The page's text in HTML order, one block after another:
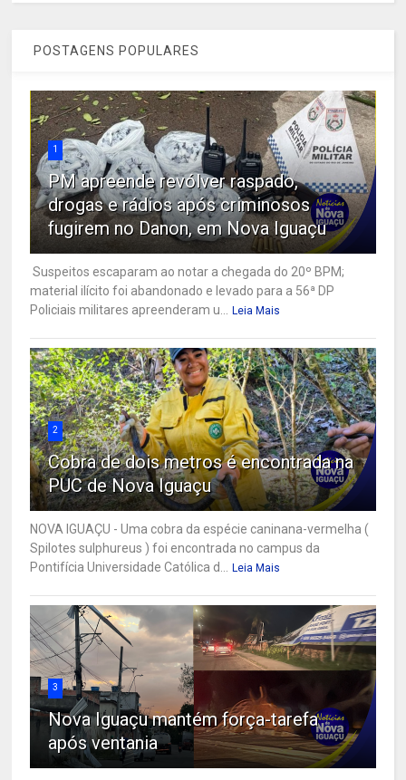
POSTAGENS POPULARES
1
PM apreende revólver raspado,
drogas e rádios após criminosos
fugirem no Danon, em Nova Iguaçu
Suspeitos escaparam ao notar a chegada do 20º BPM;
material ilícito foi abandonado e levado para a 56ª DP
Policiais militares apreenderam u...
Leia Mais
2
Cobra de dois metros é encontrada na
PUC de Nova Iguaçu
NOVA IGUAÇU - Uma cobra da espécie caninana-vermelha (
Spilotes sulphureus ) foi encontrada no campus da
Pontifícia Universidade Católica d...
Leia Mais
3
Nova Iguaçu mantém força-tarefa
após ventania